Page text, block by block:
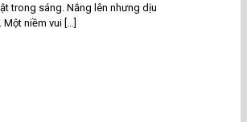
trong sáng. Nắng lên nhưng dịu
Một niềm vui […]